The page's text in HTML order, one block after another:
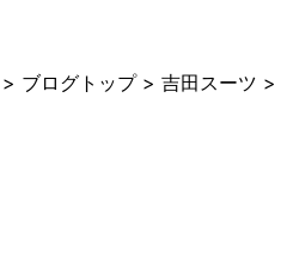
> ブログトップ > 吉田スーツ >